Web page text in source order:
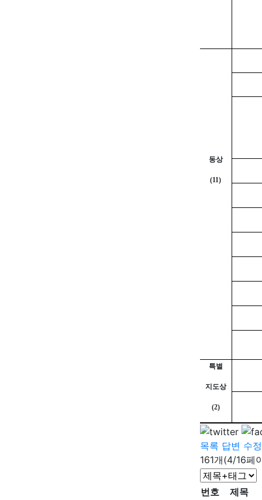
동상
(11)
특별
지도상
(2)
목록 답변 수정
161개(4/16페
번호
제목